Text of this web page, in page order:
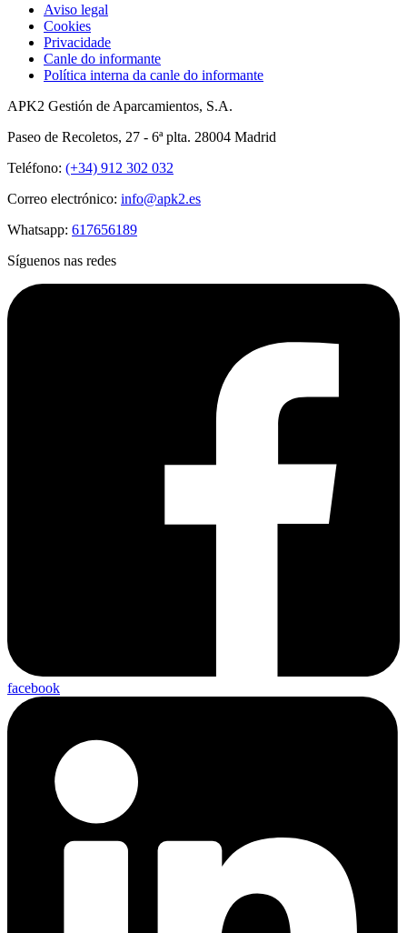
Aviso legal
Cookies
Privacidade
Canle do informante
Política interna da canle do informante
APK2 Gestión de Aparcamientos, S.A.
Paseo de Recoletos, 27 - 6ª plta. 28004 Madrid
Teléfono: (+34) 912 302 032
Correo electrónico: info@apk2.es
Whatsapp: 617656189
Síguenos nas redes
facebook